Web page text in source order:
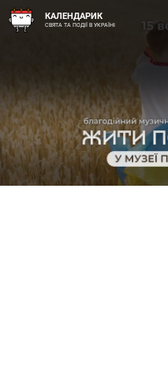
КАЛЕНДАРИК
СВЯТА ТА ПОДІЇ В УКРАЇНІ